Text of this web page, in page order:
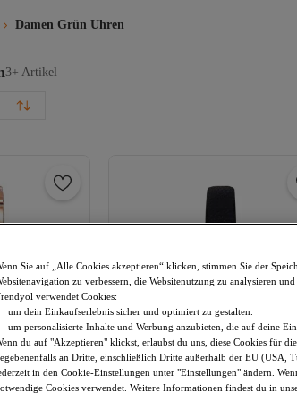
Damen Grün Uhren
3+ Artikel
Sie auf „Alle Cookies akzeptieren“ klicken, stimmen Sie der
zu verbessern, die Websitenutzung zu analysieren
verwendet Cookies:
um dein Einkaufserlebnis sicher und optimiert zu gestalten.
um personalisierte Inhalte und Werbung anzubieten, die auf deine
du auf "Akzeptieren" klickst, erlaubst du uns, diese Cookies für
an Dritte, einschließlich Dritte außerhalb der EU (USA,
in den Cookie-Einstellungen unter "Einstellungen" ändern.
Cookies verwendet. Weitere Informationen findest du in